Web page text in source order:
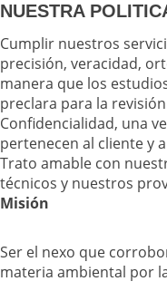
NUESTRA
Cumplir nuestros
precisión, veracidad,
manera que los
preclara para la
Confidencialidad, una
pertenecen al cliente y
Trato amable con
técnicos y nuestros
Misión
Ser el nexo que
materia ambiental por